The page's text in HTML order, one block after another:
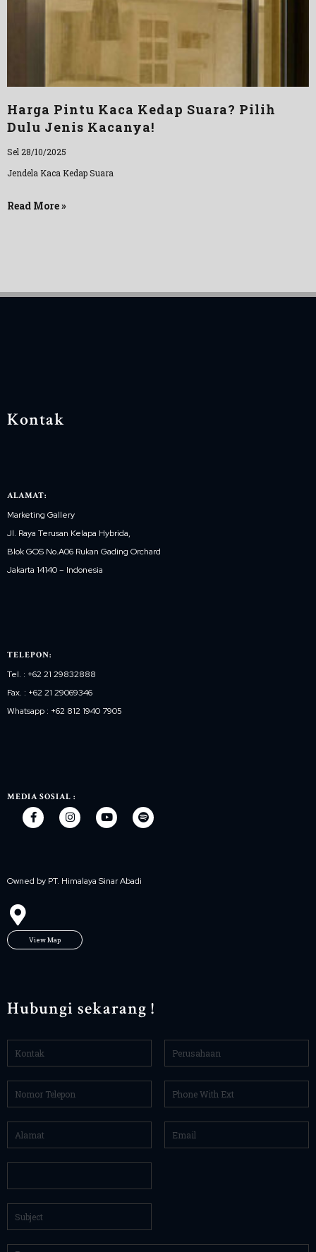
Harga Pintu Kaca Kedap Suara? Pilih
Dulu Jenis Kacanya!
Sel 28/10/2025
Jendela Kaca Kedap Suara
Read More »
Kontak
ALAMAT:
Marketing Gallery
Jl. Raya Terusan Kelapa Hybrida,
Blok GOS No.A06 Rukan Gading Orchard
Jakarta 14140 – Indonesia
TELEPON:
Tel. : +62 21 29832888
Fax. : +62 21 29069346
Whatsapp : +62 812 1940 7905
MEDIA SOSIAL :
Owned by PT. Himalaya Sinar Abadi
View Map
Hubungi sekarang !